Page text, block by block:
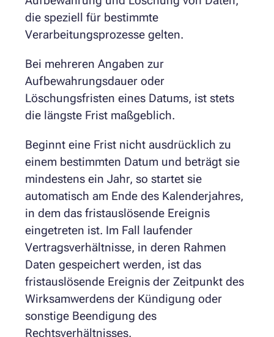
die speziell für bestimmte
Verarbeitungsprozesse gelten.
Bei mehreren Angaben zur
Aufbewahrungsdauer oder
Löschungsfristen eines Datums, ist stets
die längste Frist maßgeblich.
Beginnt eine Frist nicht ausdrücklich zu
einem bestimmten Datum und beträgt sie
mindestens ein Jahr, so startet sie
automatisch am Ende des Kalenderjahres,
in dem das fristauslösende Ereignis
eingetreten ist. Im Fall laufender
Vertragsverhältnisse, in deren Rahmen
Daten gespeichert werden, ist das
fristauslösende Ereignis der Zeitpunkt des
Wirksamwerdens der Kündigung oder
sonstige Beendigung des
Rechtsverhältnisses.